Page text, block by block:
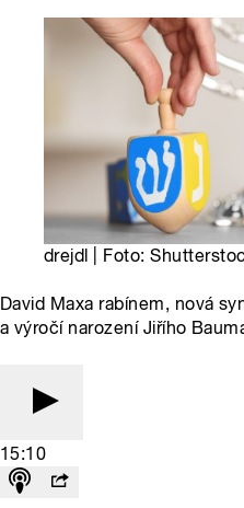
drejdl | Foto:
David Maxa rabínem, nová
a výročí narození Jiřího
15:10